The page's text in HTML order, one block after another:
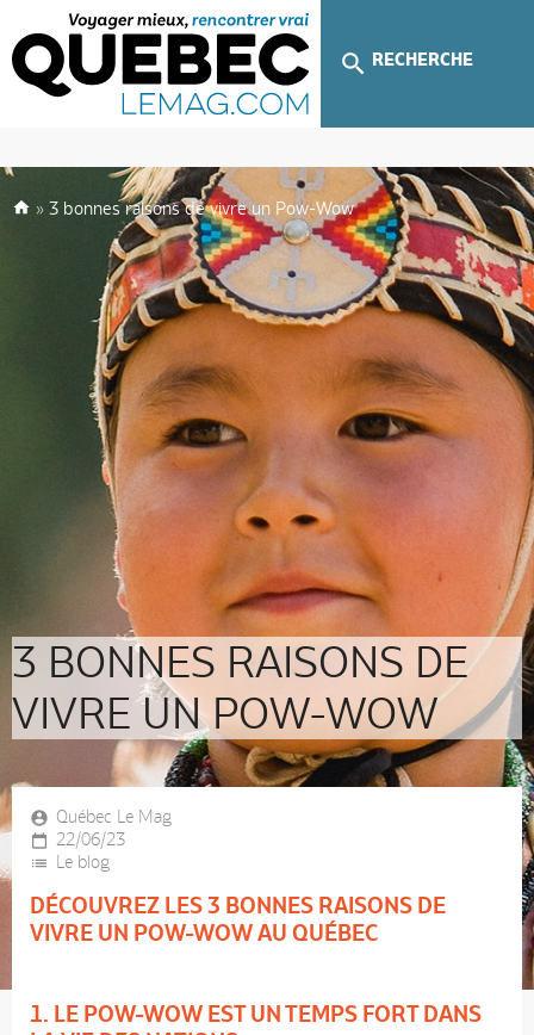
RECHERCHE
» 3 bonnes raisons de vivre un Pow-Wow
3 BONNES RAISONS DE
VIVRE UN POW-WOW
Québec Le Mag
22/06/23
Le blog
DÉCOUVREZ LES 3 BONNES RAISONS DE
VIVRE UN POW-WOW AU QUÉBEC
1. LE POW-WOW EST UN TEMPS FORT DANS